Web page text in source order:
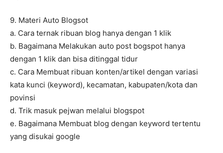
9. Materi Auto Blogsot
a. Cara ternak ribuan blog hanya dengan 1 klik
b. Bagaimana Melakukan auto post bogspot hanya
dengan 1 klik dan bisa ditinggal tidur
c. Cara Membuat ribuan konten/artikel dengan variasi
kata kunci (keyword), kecamatan, kabupaten/kota dan
povinsi
d. Trik masuk pejwan melalui blogspot
e. Bagaimana Membuat blog dengan keyword tertentu
yang disukai google